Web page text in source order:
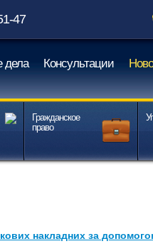
47
дела Консультации
Гражданское
право
накладних за